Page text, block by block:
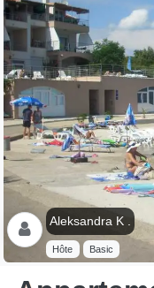
Aleksandra K .
Hôte Basic